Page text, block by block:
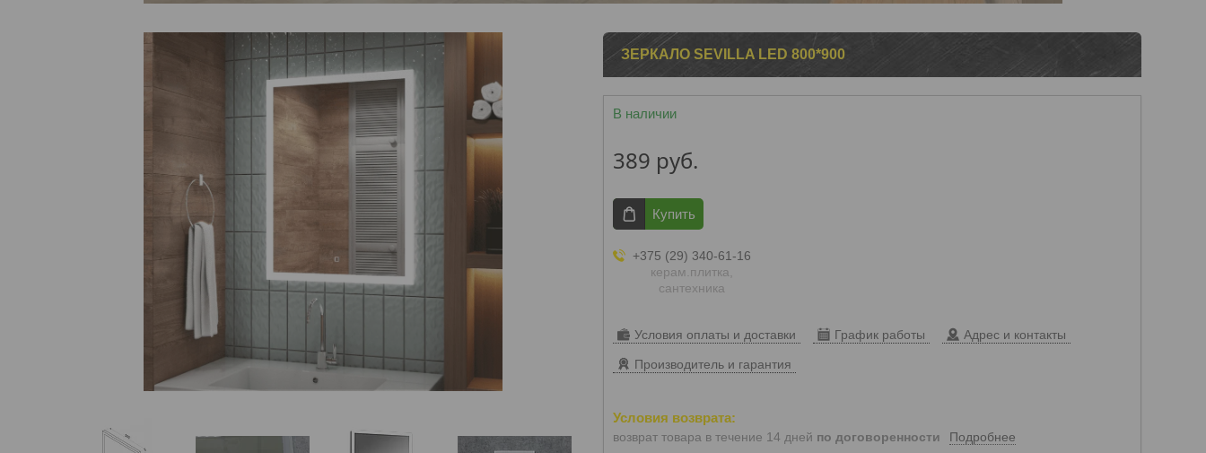
ЗЕРКАЛО SEVILLA LED 800*900
В наличии
389 руб.
Купить
+375 (29) 340-61-16
керам.плитка,
сантехника
Условия оплаты и доставки График работы Адрес и контакты
Производитель и гарантия
возврат товара в течение 14 дней по договоренности Подробнее